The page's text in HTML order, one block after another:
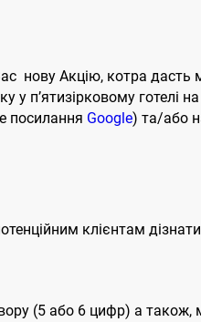
нову Акцію, котра дасть
п’ятизірковому готелі
посилання Google) та/або
клієнтам
(5 або 6 цифр) а також,